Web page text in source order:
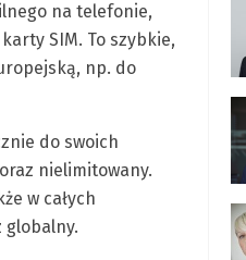
na telefonie,
SIM. To szybkie,
np. do
do swoich
nielimitowany.
w całych
globalny.